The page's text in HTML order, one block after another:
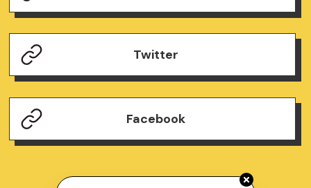
Twitter
Facebook